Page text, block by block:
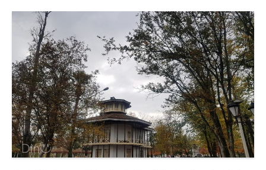
تلویزیون
موسیقی
چهره‌ها
عکاسی و هنرهای تجسمی
کتاب و کتاب‌خوانی
تاریخ
معماری
علمی